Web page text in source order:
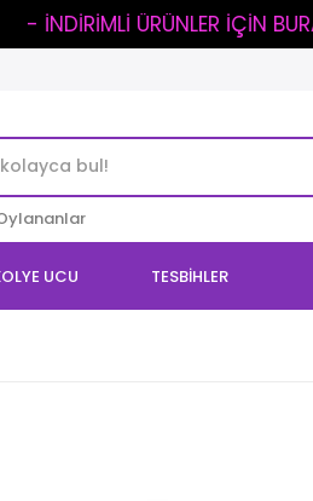
ÜRÜNLER İÇİN BURAYA TIKLA -
UCU TESBİHLER